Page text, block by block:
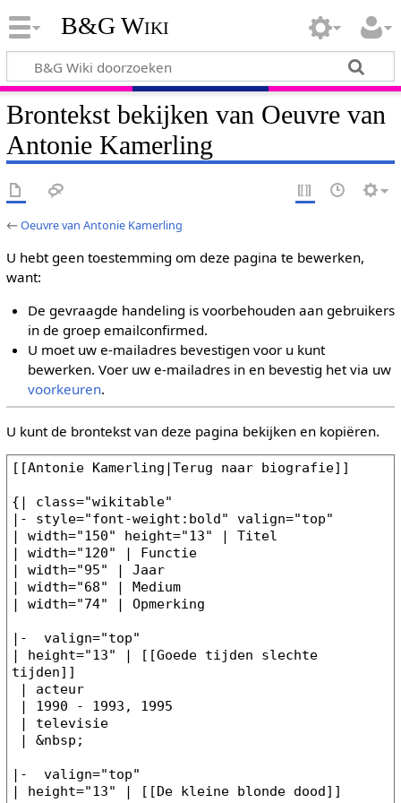
B&G Wiki
Brontekst bekijken van Oeuvre van
Antonie Kamerling
←Oeuvre van Antonie Kamerling
U hebt geen toestemming om deze pagina te bewerken,
want:
De gevraagde handeling is voorbehouden aan gebruikers
in de groep emailconfirmed.
U moet uw e-mailadres bevestigen voor u kunt
bewerken. Voer uw e-mailadres in en bevestig het via uw
voorkeuren.
U kunt de brontekst van deze pagina bekijken en kopiëren.